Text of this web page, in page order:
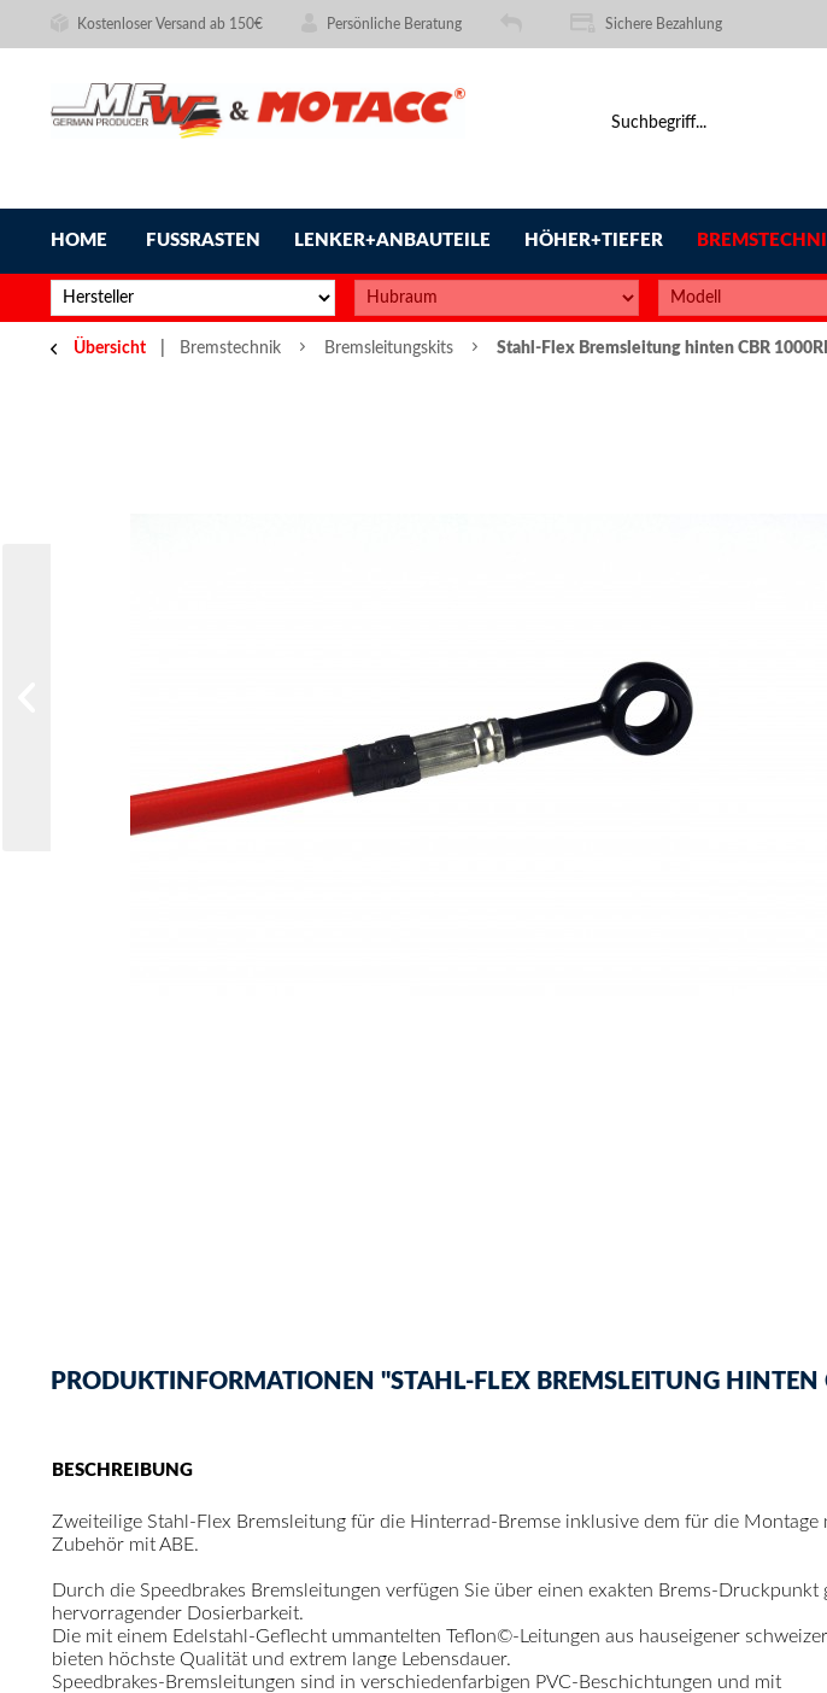
Kostenloser Versand ab 150€ Persönliche Beratung Sichere Bezahlung
HOME FUSSRASTEN LENKER+ANBAUTEILE HÖHER+TIEFER
Übersicht Bremstechnik Bremsleitungskits Stahl-Flex Bremsleitung hinten CBR
PRODUKTINFORMATIONEN "STAHL-FLEX BREMSLEITUNG
BESCHREIBUNG
Zweiteilige Stahl-Flex Bremsleitung für die Hinterrad-Bremse inklusive dem für die Montage
Zubehör mit ABE.
Durch die Speedbrakes Bremsleitungen verfügen Sie über einen exakten Brems-Druckpunkt
hervorragender Dosierbarkeit.
Die mit einem Edelstahl-Geflecht ummantelten Teflon©-Leitungen aus hauseigener
bieten höchste Qualität und extrem lange Lebensdauer.
Speedbrakes-Bremsleitungen sind in verschiedenfarbigen PVC-Beschichtungen und mit